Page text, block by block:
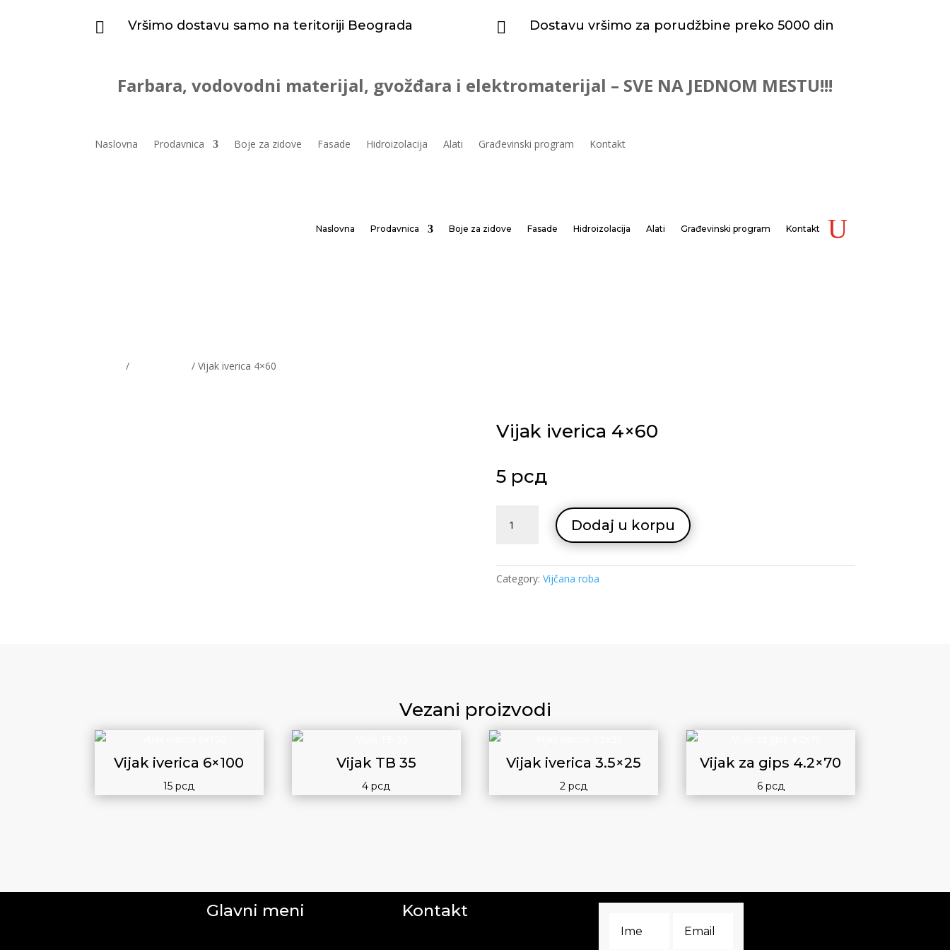
 Vršimo dostavu samo na teritoriji Beograda  Dostavu vršimo za porudžbine preko 5000 din
Farbara, vodovodni materijal, gvožđara i elektromaterijal – SVE NA JEDNOM MESTU!!!
Naslovna Prodavnica Boje za zidove Fasade Hidroizolacija Alati Građevinski program Kontakt
Naslovna Prodavnica Boje za zidove Fasade Hidroizolacija Alati Građevinski program Kontakt
/ / Vijak iverica 4×60
Vijak iverica 4×60
5 рсд
iverica
Dodaj u korpu
Category: Vijčana roba
Vezani proizvodi
Vijak iverica 6×100
15рсд
Vijak TB 35
4рсд
Vijak iverica 3.5×25
2 рсд
Vijak za gips 4.2×70
6 рсд
Glavni meni Kontakt